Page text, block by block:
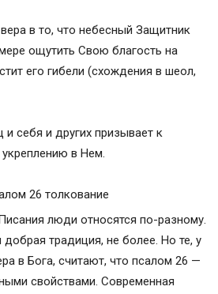
в то, что небесный Защитник
ощутить Свою благость на
его гибели (схождения в шеол,
и себя и других призывает к
в Нем.
люди относятся по-разному.
традиция, не более. Но те, у
в Бога, считают, что псалом 26 —
свойствами. Современная